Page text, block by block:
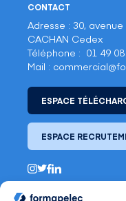
CONTACT
Adresse : 30,
CACHAN Cedex
Téléphone : 01 49
Mail :
ESPACE
ESPACE